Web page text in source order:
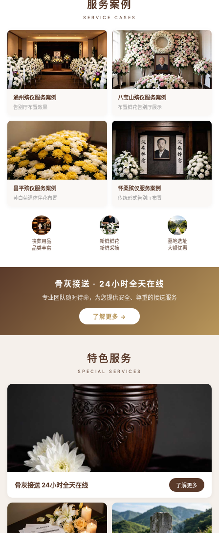
服务案例
SERVICE CASES
通州殡仪服务案例
告别厅布置效果
八宝山殡仪服务案例
布置鲜花告别厅展示
昌平殡仪服务案例
黄白菊遗体伴花布置
怀柔殡仪服务案例
传统形式告别厅布置
丧葬用品
品类丰富
新鲜鲜花
新鲜采摘
墓地选址
大额优惠
骨灰接送 · 24小时全天在线
专业团队随时待命，为您提供安全、尊重的接送服务
了解更多 →
特色服务
SPECIAL SERVICES
骨灰接送 24小时全天在线 了解更多